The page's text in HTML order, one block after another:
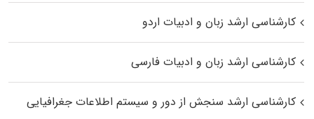
کارشناسی ارشد زبان و ادبیات اردو
کارشناسی ارشد زبان و ادبیات فارسی
کارشناسی ارشد سنجش از دور و سیستم اطلاعات جغرافیایی